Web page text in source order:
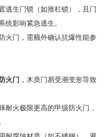
逃生门锁（如推杠锁），且门
统影响紧急逃生。
火门，需额外确认抗爆性能参
火门 ，木质门易受潮变形导致
耐火极限更高的甲级防火门，